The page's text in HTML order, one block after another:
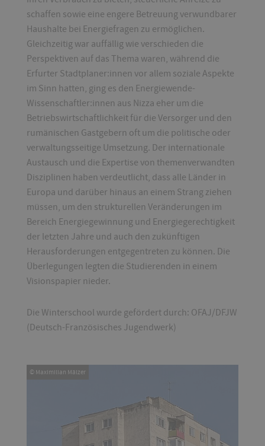
schaffen sowie eine engere Betreuung verwundbarer
Haushalte bei Energiefragen zu ermöglichen.
Gleichzeitig war auffällig wie verschieden die
Perspektiven auf das Thema waren, während die
Erfurter Stadtplaner:innen vor allem soziale Aspekte
im Sinn hatten, ging es den Energiewende-
Wissenschaftler:innen aus Nizza eher um die
Betriebswirtschaftlichkeit für die Versorger und den
rumänischen Gastgebern oft um die politische oder
verwaltungsseitige Umsetzung. Der internationale
Austausch und die Expertise von themenverwandten
Disziplinen haben verdeutlicht, dass alle Länder in
Europa und darüber hinaus an einem Strang ziehen
müssen, um den strukturellen Veränderungen im
Bereich Energiegewinnung und Energiegerechtigkeit
der letzten Jahre und auch den zukünftigen
Herausforderungen entgegentreten zu können. Die
Überlegungen legten die Studierenden in einem
Visionspapier nieder.
Die Winterschool wurde gefördert durch: OFAJ/DFJW
(Deutsch-Französisches Jugendwerk)
© Maximilian Mälzer